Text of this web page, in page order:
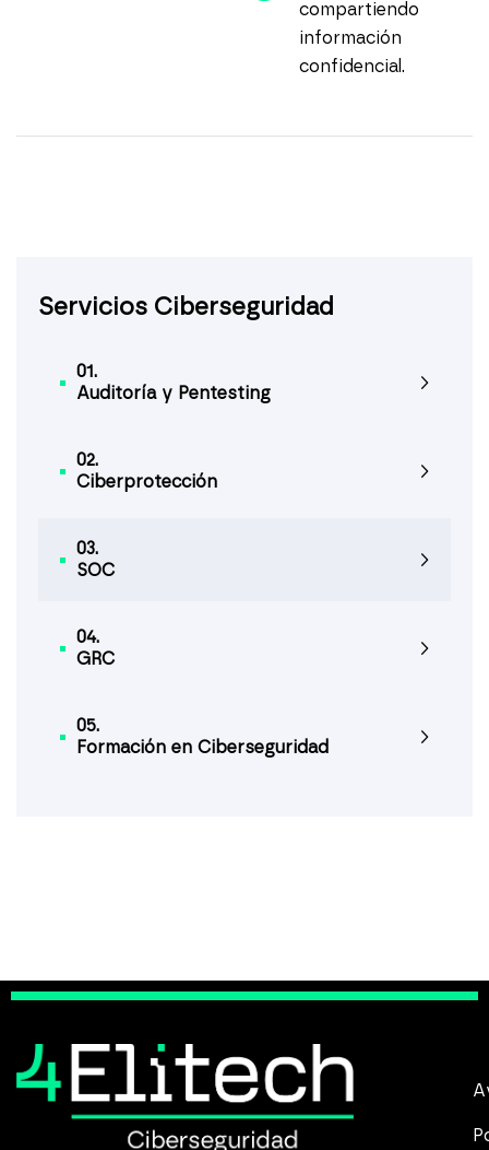
Servicios Ciberseguridad
01.
Auditoría y Pentesting
02.
Ciberprotección
03.
SOC
04.
GRC
05.
Formación en Ciberseguridad
compartiendo
información
confidencial.